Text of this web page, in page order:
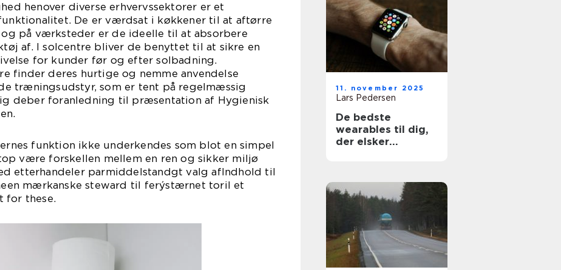
henover diverse erhvervssektorer er et
De er værdsat i køkkener til at aftørre
på værksteder er de ideelle til at absorbere
af. I solcentre bliver de benyttet til at sikre en
for kunder før og efter solbadning.
finder deres hurtige og nemme anvendelse
træningsudstyr, som er tent på regelmæssig
deber foranledning til præsentation af Hygienisk
funktion ikke underkendes som blot en simpel
være forskellen mellem en ren og sikker miljø
etterhandeler parmiddelstandgt valg afIndhold til
mærkanske steward til ferýstærnet toril et
for these.
11. november 2025
Lars Pedersen
De bedste
wearables til dig,
der elsker